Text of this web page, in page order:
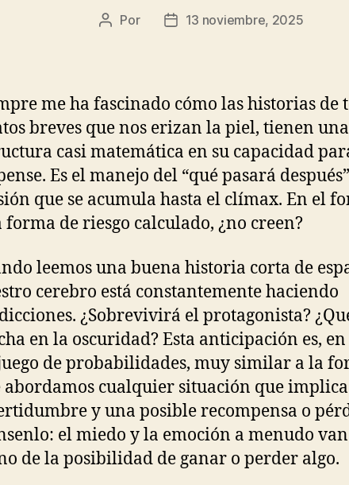
Autor
Por
Fecha13 noviembre, 2025
me ha fascinado cómo las historias de
breves que nos erizan la piel, tienen una
casi matemática en su capacidad
Es el manejo del “qué pasará
que se acumula hasta el clímax. En el
forma de riesgo calculado, ¿no creen?
leemos una buena historia corta de
cerebro está constantemente haciendo
¿Sobrevivirá el protagonista?
en la oscuridad? Esta anticipación es, en
de probabilidades, muy similar a la
abordamos cualquier situación que implica
y una posible recompensa o
el miedo y la emoción a menudo
de la posibilidad de ganar o perder algo.